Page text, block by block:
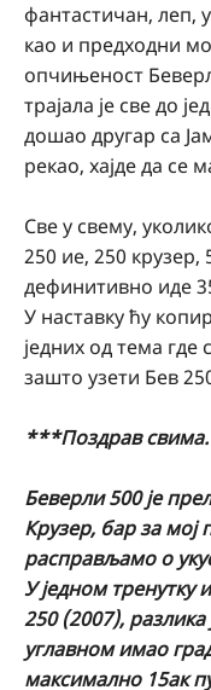
фантастичан, леп,
као и предходни
опчињеност
трајала је све до
дошао другар са
рекао, хајде да се
Све у свему,
250 ие, 250 крузер,
дефинитивно иде
У наставку ћу
једних од тема где
зашто узети Бев
***Поздрав свима.
Беверли 500 је
Крузер, бар за мој
расправљамо о
У једном тренутку
250 (2007),
углавном имао
максимално 15ак